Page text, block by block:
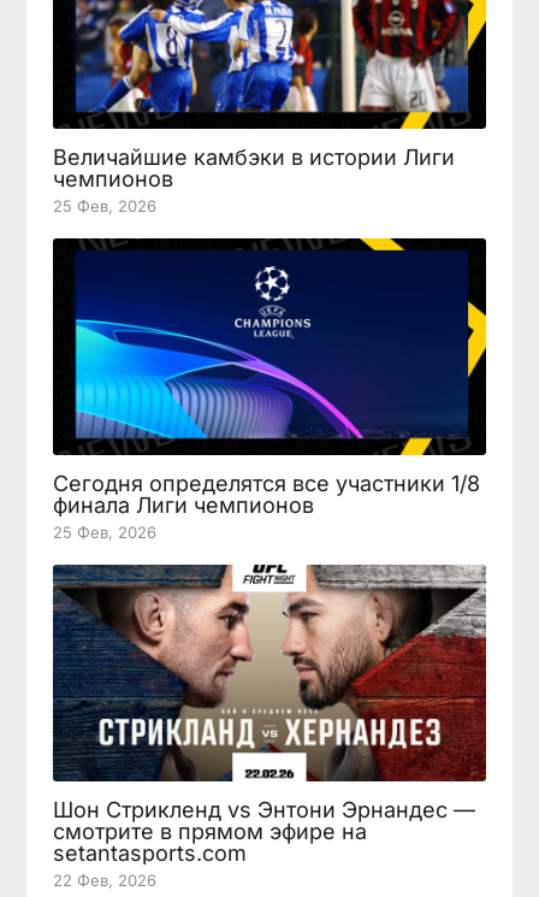
Величайшие камбэки в истории Лиги
чемпионов
25 Фев, 2026
Сегодня определятся все участники 1/8
финала Лиги чемпионов
25 Фев, 2026
Шон Стрикленд vs Энтони Эрнандес —
смотрите в прямом эфире на
setantasports.com
22 Фев, 2026